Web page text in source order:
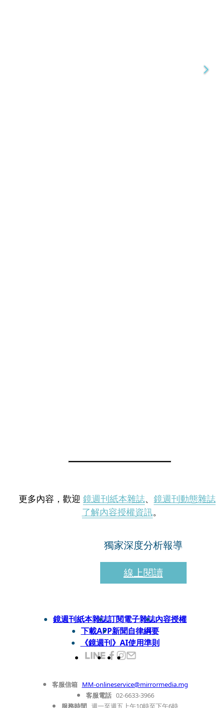
更多內容，歡迎 鏡週刊紙本雜誌、 鏡週刊動態雜誌
了解內容授權資訊。
獨家深度分析報導
線上閱讀
鏡週刊紙本雜誌訂閱電子雜誌內容授權
下載APP新聞自律綱要
《鏡週刊》AI使用準則
客服信箱 MM-onlineservice@mirrormedia.mg
客服電話 02-6633-3966
服務時間 週一至週五上午10時至下午6時